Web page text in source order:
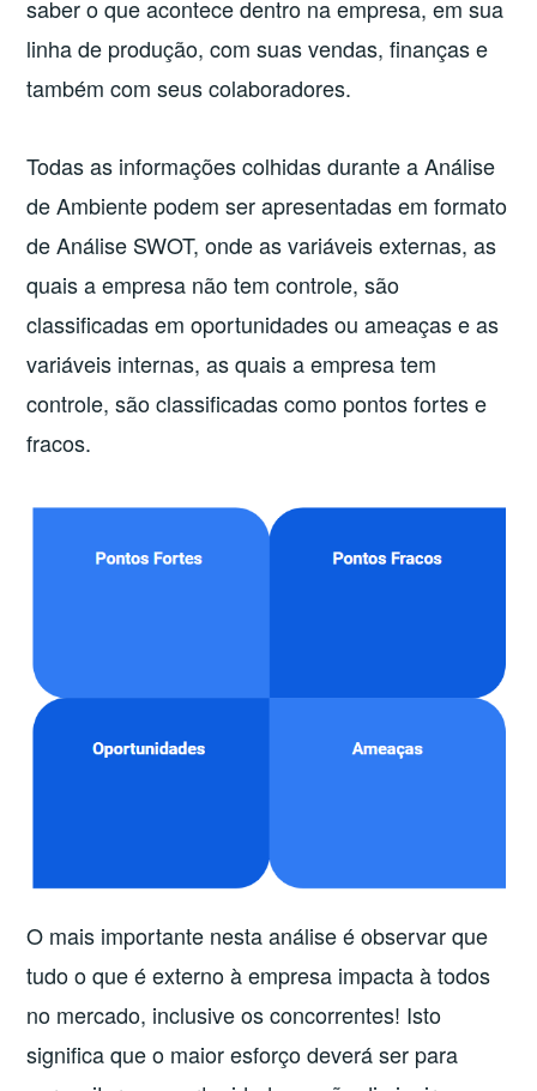
saber o que acontece dentro na empresa, em sua
linha de produção, com suas vendas, finanças e
também com seus colaboradores.
Todas as informações colhidas durante a Análise
de Ambiente podem ser apresentadas em formato
de Análise SWOT, onde as variáveis externas, as
quais a empresa não tem controle, são
classificadas em oportunidades ou ameaças e as
variáveis internas, as quais a empresa tem
controle, são classificadas como pontos fortes e
fracos.
O mais importante nesta análise é observar que
tudo o que é externo à empresa impacta à todos
no mercado, inclusive os concorrentes! Isto
significa que o maior esforço deverá ser para